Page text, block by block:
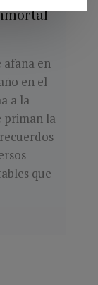
afana en
en el
a la
priman la
que